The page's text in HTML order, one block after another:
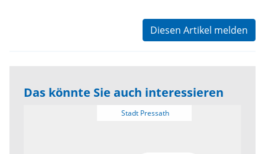
Diesen Artikel melden
Das könnte Sie auch interessieren